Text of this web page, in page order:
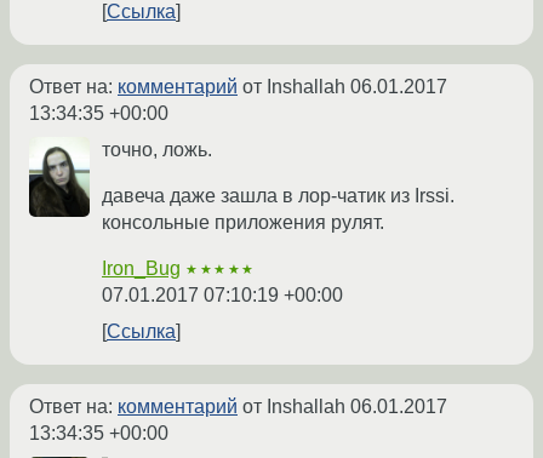
Ссылка
Ответ на: комментарий от Inshallah 06.01.2017
13:34:35 +00:00
точно, ложь.
давеча даже зашла в лор-чатик из Irssi.
консольные приложения рулят.
Iron_Bug ★★★★★
07.01.2017 07:10:19 +00:00
Ссылка
Ответ на: комментарий от Inshallah 06.01.2017
13:34:35 +00:00